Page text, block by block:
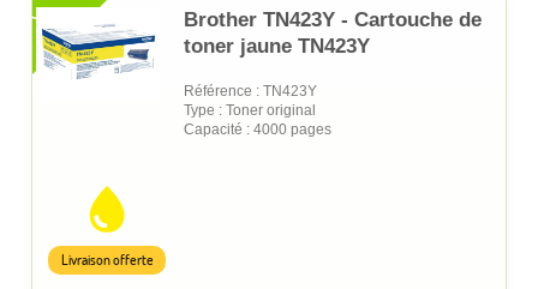
XL
Brother TN423Y - Cartouche de
toner jaune TN423Y
Référence : TN423Y
Type : Toner original
Capacité : 4000 pages
Livraison offerte